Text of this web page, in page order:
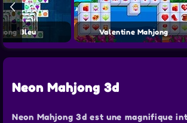
Bleu Valentine Mahjong
Neon Mahjong 3d
Neon Mahjong 3d est une magnifique